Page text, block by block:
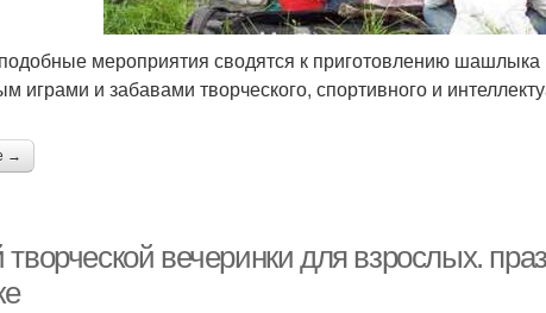
мероприятия сводятся к приготовлению
играми и забавами творческого, спортивного и
→
творческой вечеринки для взрослых.